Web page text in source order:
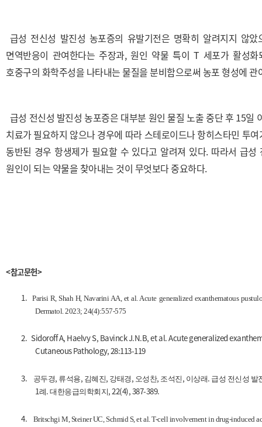
급성 전신성 발진성 농포증의 유발기전은 명확히 알려지지 않
면역반응이 관여한다는 주장과, 원인 약물 특이 T 세포가 활성
호중구의 화학주성을 나타내는 물질을 분비함으로써 농포 형성에
급성 전신성 발진성 농포증은 대부분 원인 물질 노출 중단 후 15일
치료가 필요하지 않으나 경우에 따라 스테로이드나 항히스타민 투
동반된 경우 항생제가 필요할 수 있다고 알려져 있다. 따라서 급성
원인이 되는 약물을 찾아내는 것이 무엇보다 중요하다.
<참고문헌>
1.
Parisi R, Shah H, Navarini AA, et al. Acute generalized exanthematous
Dermatol. 2023; 24(4):557-575
2. Sidoroff A, Haelvy S, Bavinck J.N.B, et al. Acute generalized
Cutaneous Pathology, 28:113-119
3. 공두경, 류석용, 김혜진, 강태경 , 오성찬, 조석진 , 이상래. 급성 전신성 발
1례. 대한응급의학회지, 22(4), 387-389.
4.
Britschgi M, Steiner UC, Schmid S, et al. T-cell involvement in drug-induced